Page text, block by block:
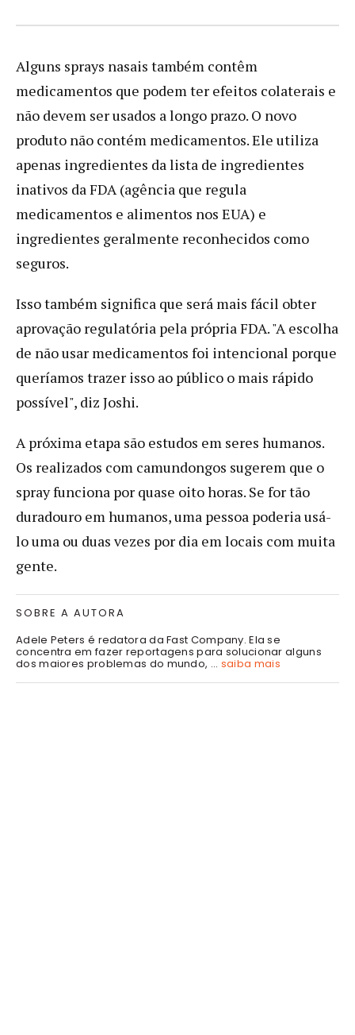
Alguns sprays nasais também contêm
medicamentos que podem ter efeitos colaterais e
não devem ser usados a longo prazo. O novo
produto não contém medicamentos. Ele utiliza
apenas ingredientes da lista de ingredientes
inativos da FDA (agência que regula
medicamentos e alimentos nos EUA) e
ingredientes geralmente reconhecidos como
seguros.
Isso também significa que será mais fácil obter
aprovação regulatória pela própria FDA. "A escolha
de não usar medicamentos foi intencional porque
queríamos trazer isso ao público o mais rápido
possível", diz Joshi.
A próxima etapa são estudos em seres humanos.
Os realizados com camundongos sugerem que o
spray funciona por quase oito horas. Se for tão
duradouro em humanos, uma pessoa poderia usá-
lo uma ou duas vezes por dia em locais com muita
gente.
SOBRE A AUTORA
Adele Peters é redatora da Fast Company. Ela se
concentra em fazer reportagens para solucionar alguns
dos maiores problemas do mundo, ... saiba mais